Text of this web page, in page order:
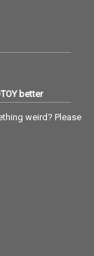
better
weird? Please